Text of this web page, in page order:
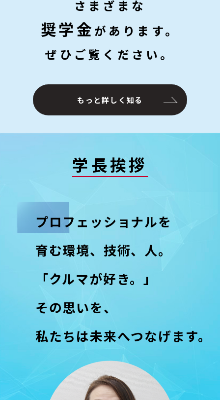
さまざまな
奨学金 があります。
ぜひご覧ください。
もっと詳しく知る
学長挨拶
プロフェッショナルを
育む環境、技術、人。
「クルマが好き。」
その思いを、
私たちは未来へつなげます。